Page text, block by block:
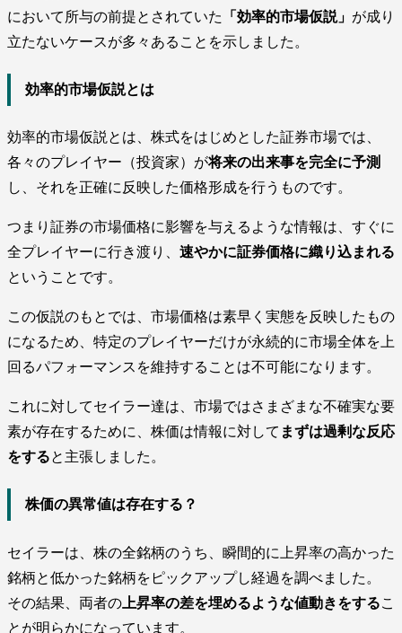
において所与の前提とされていた
「効率的市場仮説」 が成り
立たないケースが多々あることを示しました。
効率的市場仮説とは
効率的市場仮説とは、株式をはじめとした証券市場では、
各々のプレイヤー（投資家）が将来の出来事を完全に予測
し、それを正確に反映した価格形成を行うものです。
つまり証券の市場価格に影響を与えるような情報は、すぐに
全プレイヤーに行き渡り、 速やかに証券価格に織り込まれる
ということです。
この仮説のもとでは、市場価格は素早く実態を反映したもの
になるため、特定のプレイヤーだけが永続的に市場全体を上
回るパフォーマンスを維持することは不可能になります。
これに対してセイラー達は、市場ではさまざまな不確実な要
素が存在するために、株価は情報に対して まずは過剰な反応
をすると主張しました。
株価の異常値は存在する？
セイラーは、株の全銘柄のうち、瞬間的に上昇率の高かった
銘柄と低かった銘柄をピックアップし経過を調べました。
その結果、両者の 上昇率の差を埋めるような値動きをするこ
とが明らかになっています。